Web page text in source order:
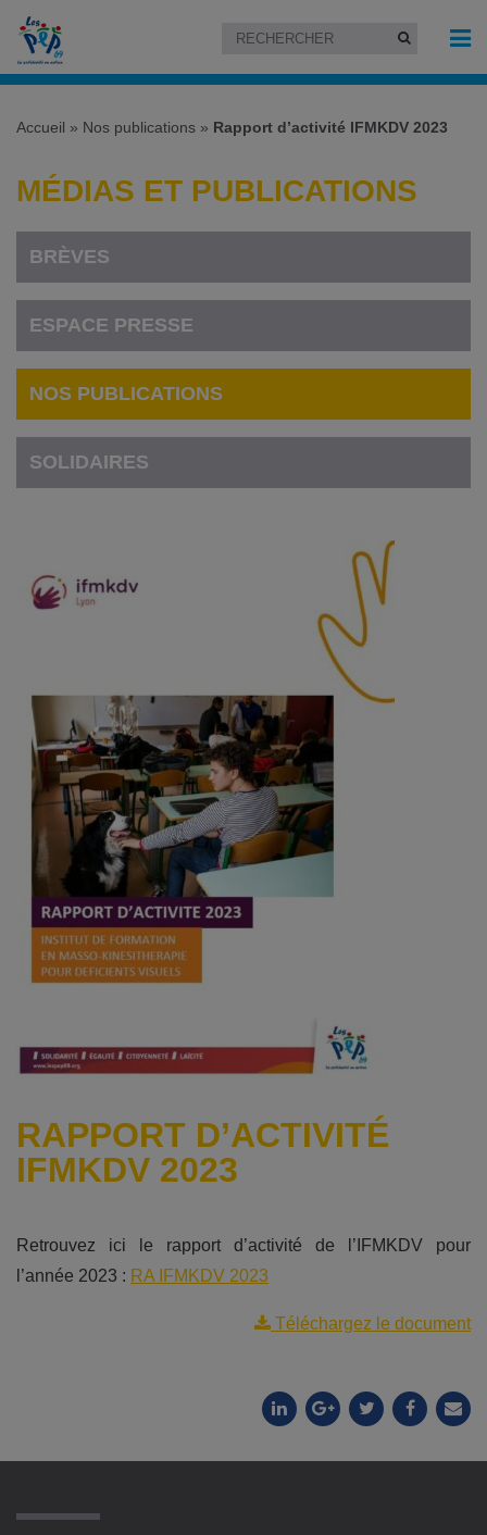
Accueil » Nos publications » Rapport d’activité IFMKDV 2023
MÉDIAS ET PUBLICATIONS
BRÈVES
ESPACE PRESSE
NOS PUBLICATIONS
SOLIDAIRES
RAPPORT D’ACTIVITÉ
IFMKDV 2023
Retrouvez ici le rapport d’activité de l’IFMKDV pour
l’année 2023 : RA IFMKDV 2023
Téléchargez le document